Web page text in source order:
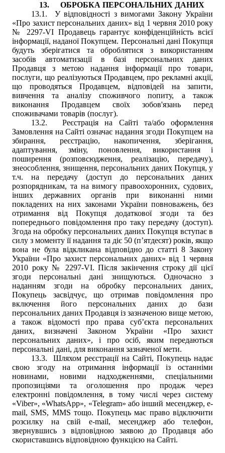
13.
ОБРОБКА ПЕРСОНАЛЬНИХ ДАНИХ
13.1.
У відповідності з вимогами Закону України
«Про захист персональних даних» від 1 червня 2010 року
№ 2297-VI Продавець гарантує конфіденційність всієї
інформації, наданої Покупцем. Персональні дані Покупця
будуть зберігатися та оброблятися з використанням
засобів автоматизації в базі персональних даних
Продавця з метою надання інформації про товари,
послуги, що реалізуються Продавцем, про рекламні акції,
що проводяться Продавцем, відповідей на запити,
вивчення та аналізу споживчого попиту, а також
виконання Продавцем своїх зобов'язань перед
споживачами товарів (послуг).
13.2.
Реєстрація на Сайті та/або оформлення
Замовлення на Сайті означає надання згоди Покупцем на
збирання, реєстрацію, накопичення, зберігання,
адаптування, зміну, поновлення, використання і
поширення (розповсюдження, реалізацію, передачу),
знеособлення, знищення, персональних даних Покупця, у
т.ч. на передачу (доступ до
персональних даних
розпорядникам, та на вимогу правоохоронних, судових,
інших державних органів при виконанні ними
покладених на них законами України повноважень, без
отримання від Покупця додаткової згоди та без
попереднього повідомлення про таку передачу (доступ).
Згода на обробку персональних даних Покупця вступає в
силу з моменту її надання та діє 50 (п’ятдесят) років, якщо
вона не була відкликана відповідно до статті 8 Закону
України «Про захист персональних даних» від 1 червня
2010 року № 2297-VI. Після закінчення строку дії цієї
згоди персональні дані знищуються. Одночасно з
наданням згоди на обробку персональних даних,
Покупець засвідчує, що отримав повідомлення про
включення його персональних даних до бази
персональних даних Продавця із зазначеною вище метою,
а також відомості про права суб’єкта персональних
даних, визначені Законом України «Про захист
персональних даних», і про осіб, яким передаються
персональні дані, для виконання зазначеної мети.
13.3.
Шляхом реєстрації на Сайті, Покупець надає
свою згоду на отримання інформації із останніми
новинами, новими надходженнями, спеціальними
пропозиціями та оголошення про продаж через
електронні повідомлення, в тому числі через систему
«Viber», «WhatsApp», «Telegram» або інший месенджер, e-
mail, SMS, MMS тощо. Покупець має право відключити
розсилку на свій e-mail, месенджер або телефон,
звернувшись з відповідною заявою до Продавця або
скориставшись відповідною функцією на Сайті.